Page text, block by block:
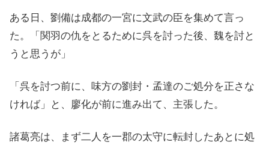
ある日、劉備は成都の一宮に文武の臣を集めて言っ
た。「関羽の仇をとるために呉を討った後、魏を討と
うと思うが」
「呉を討つ前に、味方の劉封・孟達のご処分を正さな
ければ」と、廖化が前に進み出て、主張した。
諸葛亮は、まず二人を一郡の太守に転封したあとに処